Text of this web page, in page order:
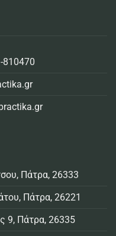
810470
Πάτρα, 26333
Πάτρα, 26221
9, Πάτρα, 26335